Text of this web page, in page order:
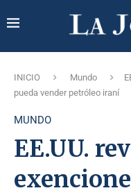
INICIO Mundo
pueda vender petróleo iraní
MUNDO
EE.UU.